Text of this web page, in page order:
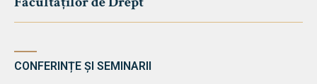
CONFERINȚE ȘI SEMINARII